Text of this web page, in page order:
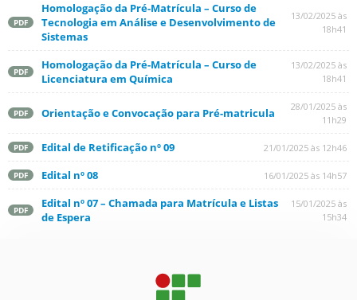
PDF
Homologação da Pré-Matrícula – Curso de
Tecnologia em Análise e Desenvolvimento de
Sistemas
13/02/2025 às
18h41
PDF
Homologação da Pré-Matrícula – Curso de
Licenciatura em Química
13/02/2025 às
18h41
PDF Orientação e Convocação para Pré-matricula
28/01/2025 às
11h29
PDF Edital de Retificação nº 09 21/01/2025 às 12h46
PDF Edital nº 08 16/01/2025 às 14h57
PDF
Edital nº 07 – Chamada para Matrícula e Listas
de Espera
15/01/2025 às
15h34